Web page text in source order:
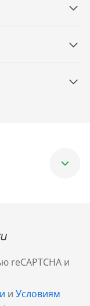
reCAPTCHA и
и Условиям